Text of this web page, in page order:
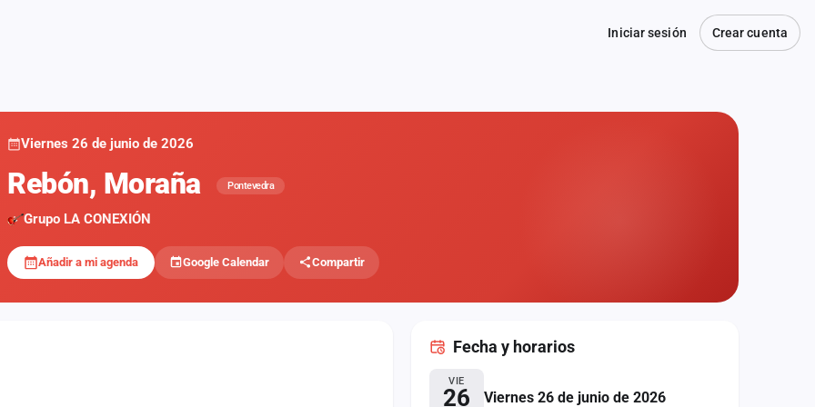
Iniciar sesión Crear cuenta
Viernes 26 de junio de 2026
Rebón, Moraña Pontevedra
Grupo LA CONEXIÓN
Añadir a mi agenda Google Calendar Compartir
Fecha y horarios
VIE
26 Viernes 26 de junio de 2026